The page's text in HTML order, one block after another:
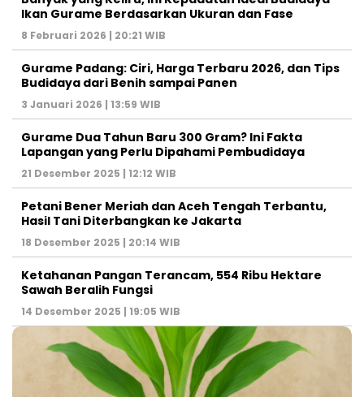
Ikan Gurame Berdasarkan Ukuran dan Fase
8 Februari 2026 | 20:21 WIB
Gurame Padang: Ciri, Harga Terbaru 2026, dan Tips
Budidaya dari Benih sampai Panen
3 Januari 2026 | 13:59 WIB
Gurame Dua Tahun Baru 300 Gram? Ini Fakta
Lapangan yang Perlu Dipahami Pembudidaya
21 Desember 2025 | 12:12 WIB
Petani Bener Meriah dan Aceh Tengah Terbantu,
Hasil Tani Diterbangkan ke Jakarta
18 Desember 2025 | 20:14 WIB
Ketahanan Pangan Terancam, 554 Ribu Hektare
Sawah Beralih Fungsi
14 Desember 2025 | 19:05 WIB